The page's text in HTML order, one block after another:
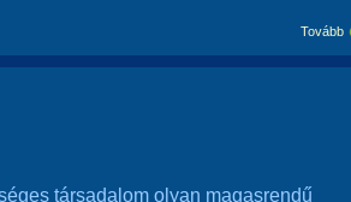
Tovább
társadalom olyan magasrendű